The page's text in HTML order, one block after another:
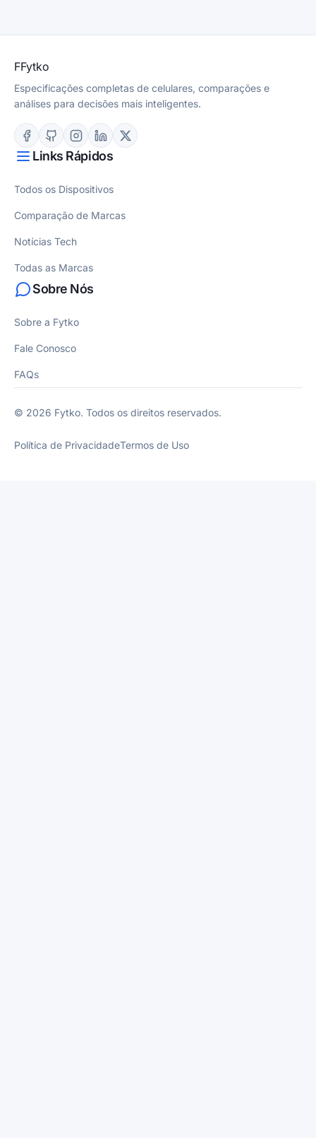
FFytko
Especificações completas de celulares, comparações e
análises para decisões mais inteligentes.
Links Rápidos
Todos os Dispositivos
Comparação de Marcas
Notícias Tech
Todas as Marcas
Sobre Nós
Sobre a Fytko
Fale Conosco
FAQs
© 2026 Fytko. Todos os direitos reservados.
Política de PrivacidadeTermos de Uso